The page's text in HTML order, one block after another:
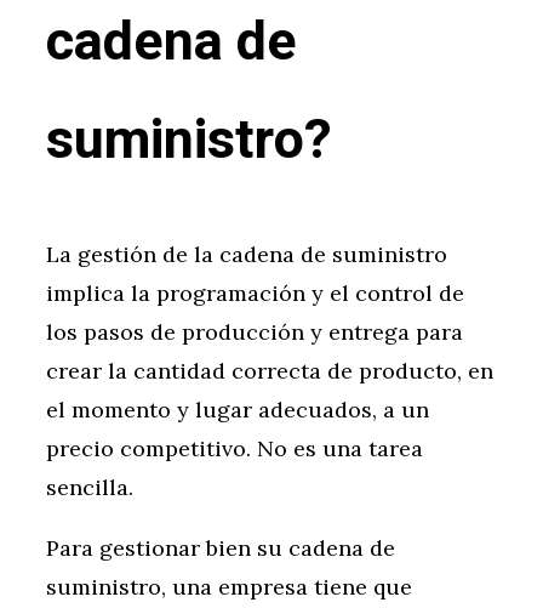
cadena de
suministro?
La gestión de la cadena de suministro
implica la programación y el control de
los pasos de producción y entrega para
crear la cantidad correcta de producto, en
el momento y lugar adecuados, a un
precio competitivo. No es una tarea
sencilla.
Para gestionar bien su cadena de
suministro, una empresa tiene que